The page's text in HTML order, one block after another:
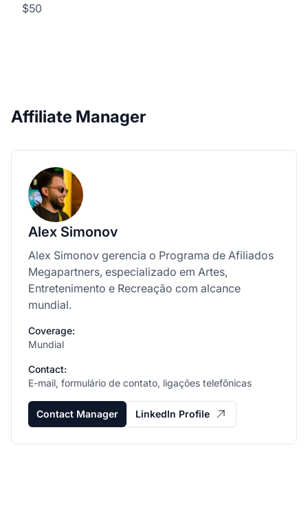
$50
Affiliate Manager
Alex Simonov
Alex Simonov gerencia o Programa de Afiliados
Megapartners, especializado em Artes,
Entretenimento e Recreação com alcance
mundial.
Coverage:
Mundial
Contact:
E-mail, formulário de contato, ligações telefônicas
Contact Manager LinkedIn Profile